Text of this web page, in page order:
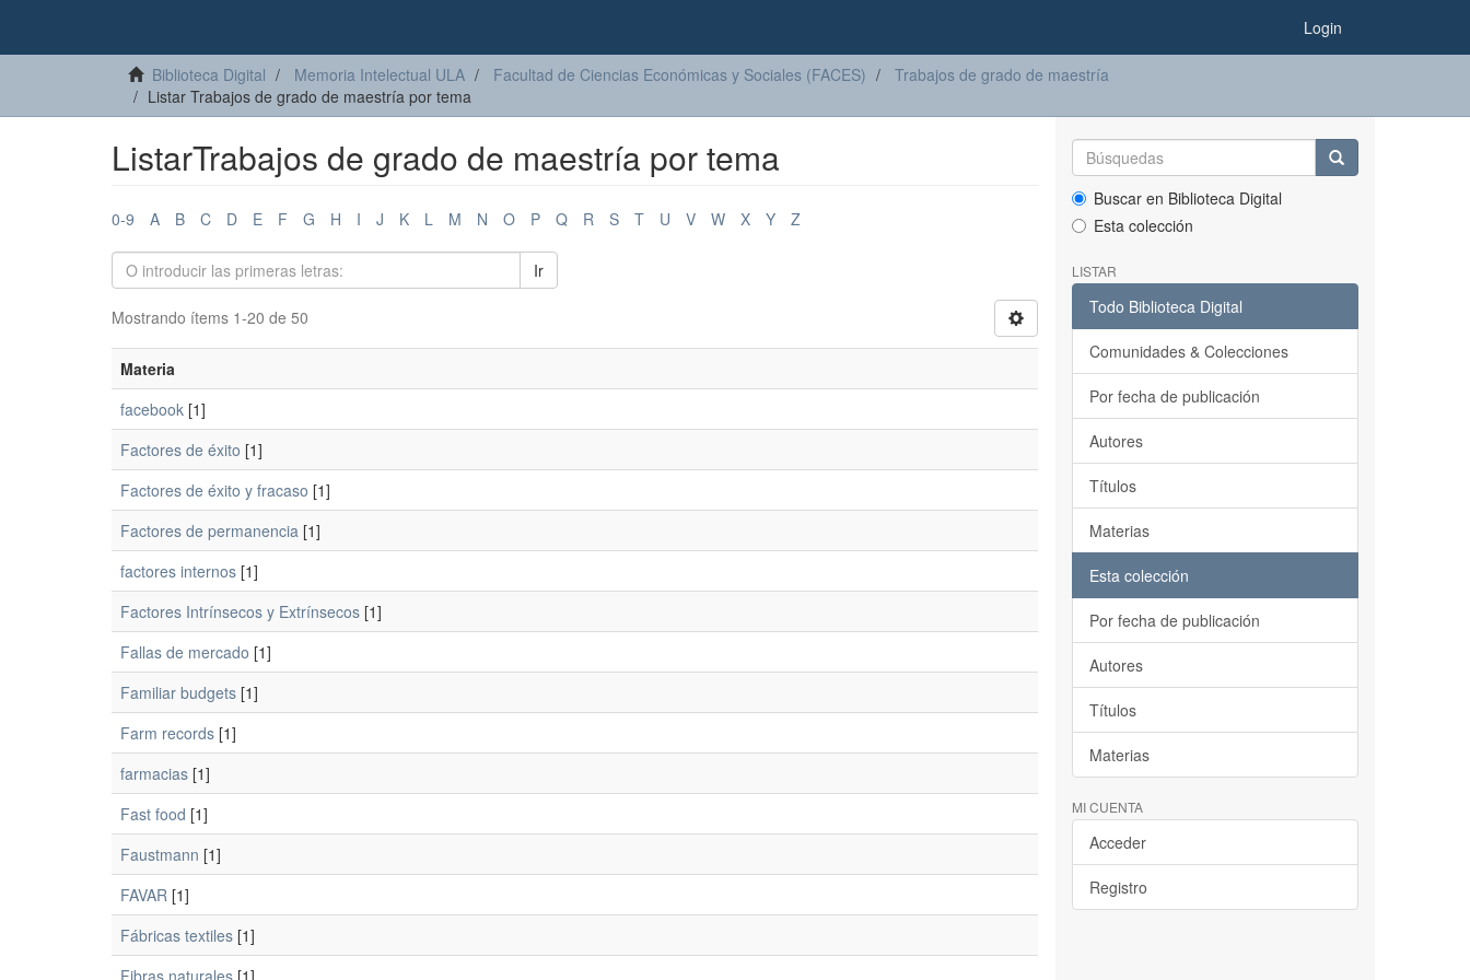
Login
Biblioteca Digital Memoria Intelectual ULA Facultad de Ciencias Económicas y Sociales (FACES)
Trabajos de grado de maestría
Listar Trabajos de grado de maestría por tema
ListarTrabajos de grado de maestría por tema
0-9 A B C D E F G H I J K L M N O P Q R S T U V W X Y Z
Ir
Mostrando ítems 1-20 de 50
Materia
facebook [1]
Factores de éxito [1]
Factores de éxito y fracaso [1]
Factores de permanencia [1]
factores internos [1]
Factores Intrínsecos y Extrínsecos [1]
Fallas de mercado [1]
Familiar budgets [1]
Farm records [1]
farmacias [1]
Fast food [1]
Faustmann [1]
FAVAR [1]
Fábricas textiles [1]
Fibras naturales [1]
Buscar en Biblioteca Digital
Esta colección
LISTAR
Todo Biblioteca Digital
Comunidades & Colecciones
Por fecha de publicación
Autores
Títulos
Materias
Esta colección
Por fecha de publicación
Autores
Títulos
Materias
MI CUENTA
Acceder
Registro